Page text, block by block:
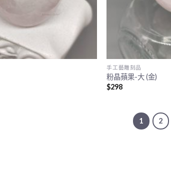
手工藝雕刻品
粉晶蘋果-大 (金)
$298
1 2